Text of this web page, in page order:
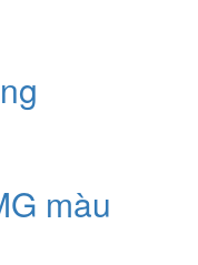
màu